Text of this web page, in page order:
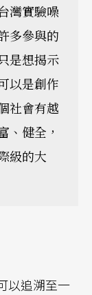
灣實驗噪
多參與的
是想揭示
以是創作
社會有越
、健全，
級的大
以追溯至一